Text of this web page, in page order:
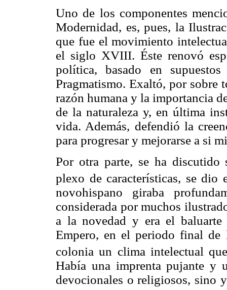
Uno de los componentes
Modernidad, es, pues, la
que fue el movimiento
el siglo XVIII. Éste renovó
política, basado en
Pragmatismo. Exaltó, por sobre
razón humana y la importancia
de la naturaleza y, en última
vida. Además, defendió la
para progresar y mejorarse a si
Por otra parte, se ha discutido
plexo de características, se
novohispano giraba
considerada por muchos
a la novedad y era el
Empero, en el periodo final de
colonia un clima intelectual
Había una imprenta pujante y
devocionales o religiosos, sino